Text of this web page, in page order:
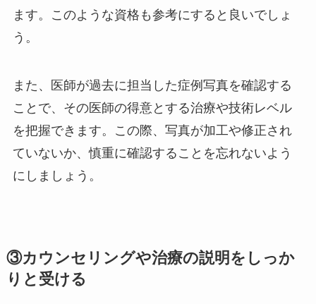
ます。このような資格も参考にすると良いでしょ
う。
また、医師が過去に担当した症例写真を確認する
ことで、その医師の得意とする治療や技術レベル
を把握できます。この際、写真が加工や修正され
ていないか、慎重に確認することを忘れないよう
にしましょう。
③カウンセリングや治療の説明をしっか
りと受ける